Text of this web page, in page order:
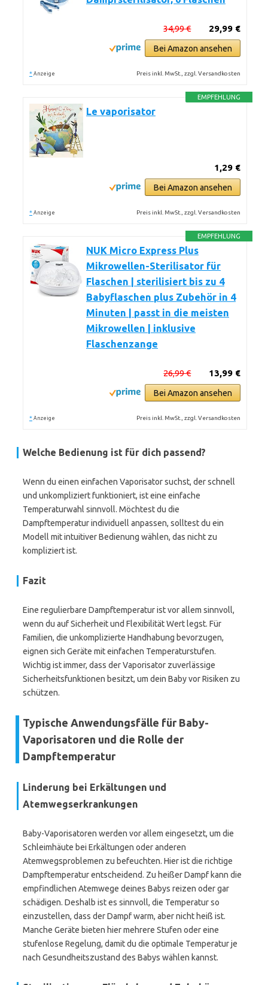
29,99 €
34,99 €
Bei Amazon ansehen
* Anzeige Preis inkl. MwSt., zzgl. Versandkosten
EMPFEHLUNG
Le vaporisator
1,29 €
Bei Amazon ansehen
* Anzeige Preis inkl. MwSt., zzgl. Versandkosten
EMPFEHLUNG
NUK Micro Express Plus
Mikrowellen-Sterilisator für
Flaschen | sterilisiert bis zu 4
Babyflaschen plus Zubehör in 4
Minuten | passt in die meisten
Mikrowellen | inklusive
Flaschenzange
13,99 €
26,99 €
Bei Amazon ansehen
* Anzeige Preis inkl. MwSt., zzgl. Versandkosten
Welche Bedienung ist für dich passend?
Wenn du einen einfachen Vaporisator suchst, der schnell
und unkompliziert funktioniert, ist eine einfache
Temperaturwahl sinnvoll. Möchtest du die
Dampftemperatur individuell anpassen, solltest du ein
Modell mit intuitiver Bedienung wählen, das nicht zu
kompliziert ist.
Fazit
Eine regulierbare Dampftemperatur ist vor allem sinnvoll,
wenn du auf Sicherheit und Flexibilität Wert legst. Für
Familien, die unkomplizierte Handhabung bevorzugen,
eignen sich Geräte mit einfachen Temperaturstufen.
Wichtig ist immer, dass der Vaporisator zuverlässige
Sicherheitsfunktionen besitzt, um dein Baby vor Risiken zu
schützen.
Typische Anwendungsfälle für Baby-
Vaporisatoren und die Rolle der
Dampftemperatur
Linderung bei Erkältungen und
Atemwegserkrankungen
Baby-Vaporisatoren werden vor allem eingesetzt, um die
Schleimhäute bei Erkältungen oder anderen
Atemwegsproblemen zu befeuchten. Hier ist die richtige
Dampftemperatur entscheidend. Zu heißer Dampf kann die
empfindlichen Atemwege deines Babys reizen oder gar
schädigen. Deshalb ist es sinnvoll, die Temperatur so
einzustellen, dass der Dampf warm, aber nicht heiß ist.
Manche Geräte bieten hier mehrere Stufen oder eine
stufenlose Regelung, damit du die optimale Temperatur je
nach Gesundheitszustand des Babys wählen kannst.